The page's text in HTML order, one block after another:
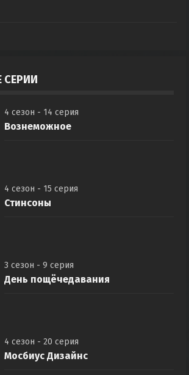
СЕРИИ
4 сезон - 14 серия
Вознеможное
4 сезон - 15 серия
Стинсоны
3 сезон - 9 серия
День пощёчедавания
4 сезон - 20 серия
Мосбиус Дизайнс